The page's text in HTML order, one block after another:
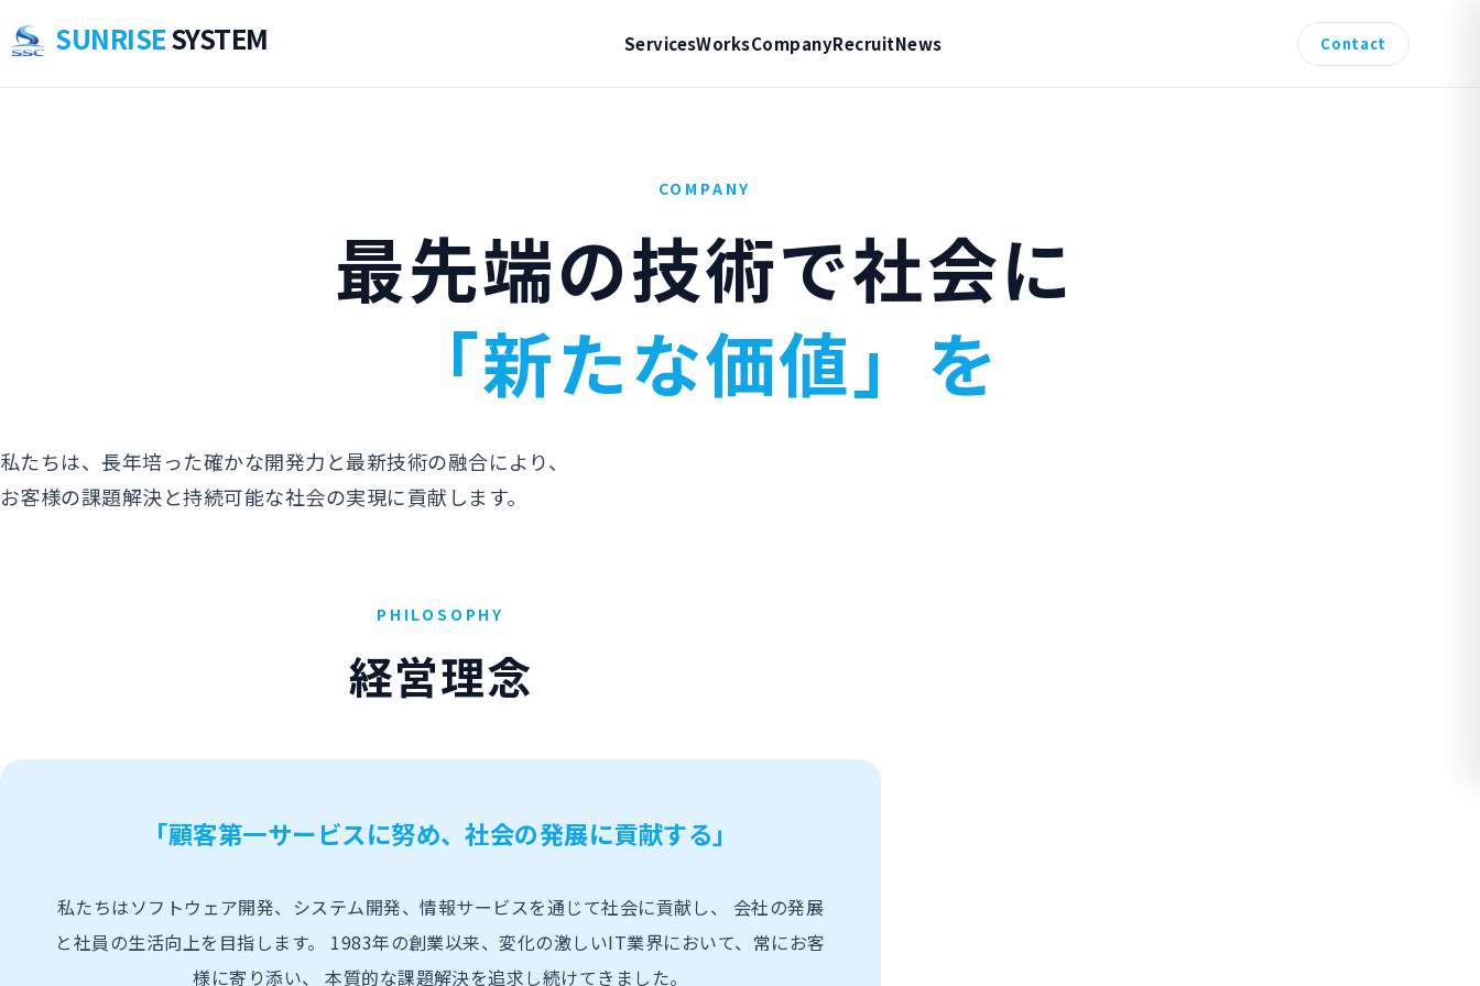
SUNRISESYSTEM ServicesWorksCompanyRecruitNews Contact
COMPANY
最先端の技術で社会に
「新たな価値」を
私たちは、長年培った確かな開発力と最新技術の融合により、
お客様の課題解決と持続可能な社会の実現に貢献します。
PHILOSOPHY
経営理念
「顧客第一サービスに努め、社会の発展に貢献する」
私たちはソフトウェア開発、システム開発、情報サービスを通じて社会に貢献し、 会社の発展
と社員の生活向上を目指します。 1983年の創業以来、変化の激しいIT業界において、常にお客
様に寄り添い、 本質的な課題解決を追求し続けてきました。